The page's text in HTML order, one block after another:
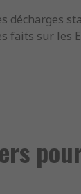
décharges
faits sur les